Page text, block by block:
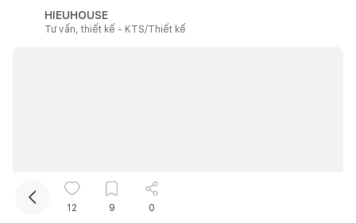
HIEUHOUSE
Tư vấn, thiết kế - KTS/Thiết kế
12 9 0
Kết nối thiết kế, thi công